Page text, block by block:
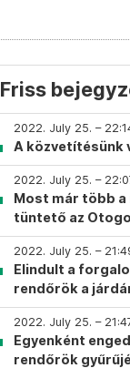
Friss
2022. July 25. –
A közvetítésünk
2022. July 25. –
Most már több a
tüntető az
2022. July 25. –
Elindult a
rendőrök a
2022. July 25. –
Egyenként
rendőrök